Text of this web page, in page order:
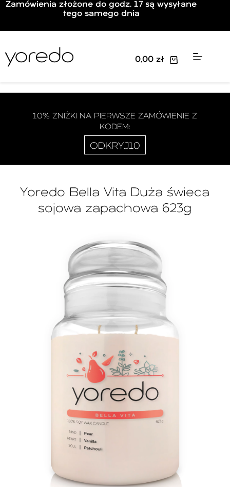
Zamówienia złożone do godz. 17 są wysyłane
tego samego dnia
0,00zł
10% ZNIŻKI NA PIERWSZE ZAMÓWIENIE Z
KODEM:
ODKRYJ10
Yoredo Bella Vita Duża świeca
sojowa zapachowa 623g